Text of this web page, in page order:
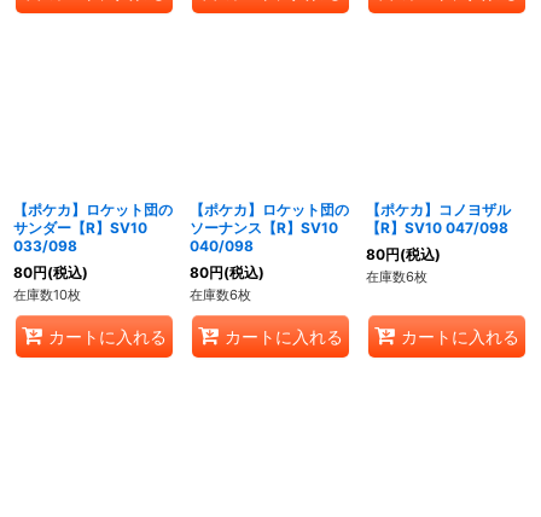
【ポケカ】ロケット団の
サンダー【R】SV10
033/098
80円(税込)
在庫数10枚
カートに入れる
【ポケカ】ロケット団の
ソーナンス【R】SV10
040/098
80円(税込)
在庫数6枚
カートに入れる
【ポケカ】コノヨザル
【R】SV10 047/098
80円(税込)
在庫数6枚
カートに入れる